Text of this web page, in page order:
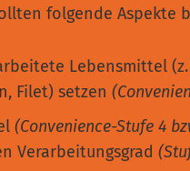
folgende Aspekte
Lebensmittel
Filet) setzen
(Convenience-Stufe 4
Verarbeitungsgrad